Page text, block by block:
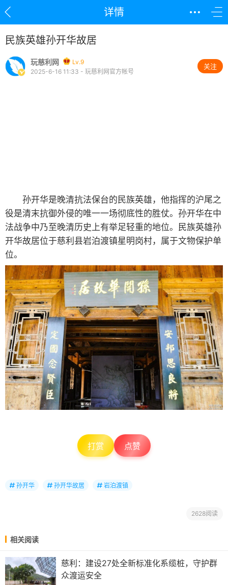
详情
民族英雄孙开华故居
玩慈利网
Lv.9
2025-6-16 11:33 - 玩慈利网官方帐号
关注
孙开华是晚清抗法保台的民族英雄，他指挥的沪尾之
役是清末抗御外侵的唯一一场彻底性的胜仗。孙开华在中
法战争中乃至晚清历史上有举足轻重的地位。民族英雄孙
开华故居位于慈利县岩泊渡镇星明岗村，属于文物保护单
位。
打赏 点赞
孙开华 孙开华故居 岩泊渡镇
2628阅读
相关阅读
慈利：建设27处全新标准化系缆桩，守护群
众渡运安全